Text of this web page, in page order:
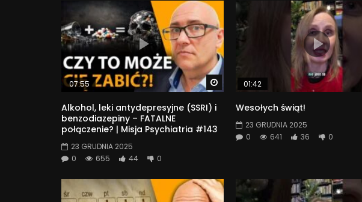
Watch Later
07:55
Alkohol, leki antydepresyjne (SSRI) i
benzodiazepiny – FATALNE
połączenie? | Misja Psychiatria #143
23 GRUDNIA 2025
0
655 44 0
01:42
Wesołych świąt!
23 GRUDNIA 2025
0
641 36 0